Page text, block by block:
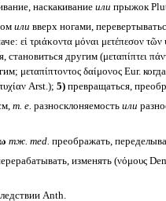
наскакивание или прыжок
или вверх ногами,
εἰ τριάκοντα μόναι μετέπεσον
становиться другим (μεταπίπτει
μεταπίπτοντος δαίμονος Eur.
Arst.); 5)превращаться,
т. е. разносклоняемость или
тж. med. преображать,
изменять (νόμους
Anth.